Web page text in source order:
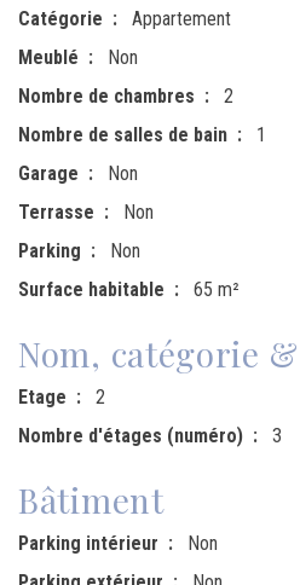
Catégorie
Appartement
Meublé
Non
Nombre de chambres
2
Nombre de salles de bain
1
Garage
Non
Terrasse
Non
Parking
Non
Surface habitable
65 m²
Nom, catégorie
Etage
2
Nombre d'étages (numéro)
3
Bâtiment
Parking intérieur
Non